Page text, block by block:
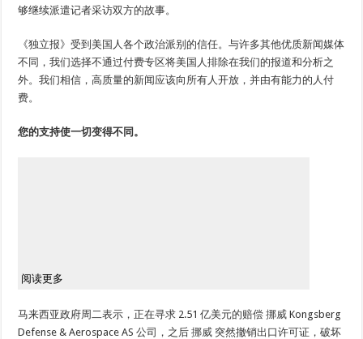
够继续派遣记者采访双方的故事。
《独立报》受到美国人各个政治派别的信任。与许多其他优质新闻媒体
不同，我们选择不通过付费专区将美国人排除在我们的报道和分析之
外。我们相信，高质量的新闻应该向所有人开放，并由有能力的人付
费。
您的支持使一切变得不同。
阅读更多
马来西亚政府周二表示，正在寻求 2.51 亿美元的赔偿挪威 Kongsberg
Defense & Aerospace AS 公司，之后挪威 突然撤销出口许可证，破坏